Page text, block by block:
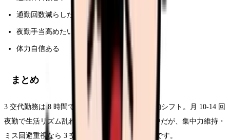
通勤回数減らしたい
夜勤手当高めたい
体力自信ある
まとめ
3 交代勤務は 8 時間で集中力維持しやすい伝統的シフト。月 10-14 回
夜勤で生活リズム乱れがち。2 交代へ移行進行中だが、集中力維持・
ミス回避重視なら 3 交代は今でも有効な選択肢です。